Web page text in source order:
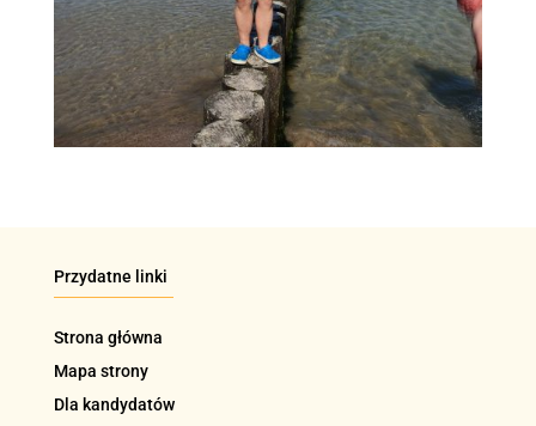
Przydatne linki
Strona główna
Mapa strony
Dla kandydatów